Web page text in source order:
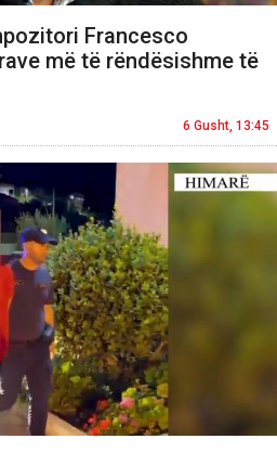
Francesco
më të rëndësishme të
6 Gusht, 13:45